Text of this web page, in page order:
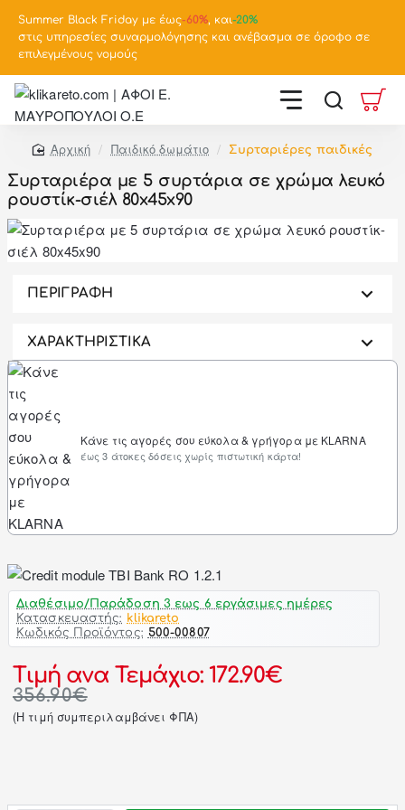
Summer Black Friday με έως-60%, και-20%
στις υπηρεσίες συναρμολόγησης και ανέβασμα σε όροφο σε
επιλεγμένους νομούς
home
Παιδικό δωμάτιο Συρταριέρες παιδικές
Συρταριέρα με 5 συρτάρια σε χρώμα λευκό
ρουστίκ-σιέλ 80x45x90
ΠΕΡΙΓΡΑΦΗ
ΧΑΡΑΚΤΗΡΙΣΤΙΚΑ
Κάνε τις αγορές σου εύκολα & γρήγορα με KLARNA
έως 3 άτοκες δόσεις χωρίς πιστωτική κάρτα!
Διαθέσιμο/Παράδοση 3 εως 6 εργάσιμες ημέρες
Κατασκευαστής: klikareto
Κωδικός Προϊόντος: 500-00807
Τιμή ανα Τεμάχιο: 172.90€
356.90€
(H τιμή συμπεριλαμβάνει ΦΠΑ)